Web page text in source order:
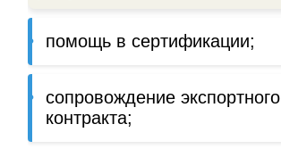
помощь в сертификации;
сопровождение экспортного
контракта;